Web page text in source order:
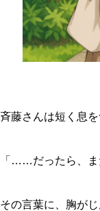
斉藤さんは短く息
「……だったら、
その言葉に、胸が